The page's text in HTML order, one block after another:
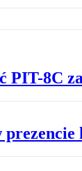
PIT-8C